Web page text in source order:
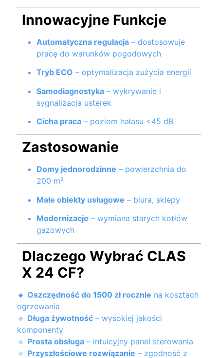
Innowacyjne Funkcje
Automatyczna regulacja – dostosowuje
pracę do warunków pogodowych
Tryb ECO – optymalizacja zużycia energii
Samodiagnostyka – wykrywanie i
sygnalizacja usterek
Cicha praca – poziom hałasu <45 dB
Zastosowanie
Domy jednorodzinne – powierzchnia do
200 m²
Małe obiekty usługowe – biura, sklepy
Modernizacje – wymiana starych kotłów
gazowych
Dlaczego Wybrać CLAS
X 24 CF?
🔹 Oszczędność do 1500 zł rocznie na kosztach
ogrzewania
🔹 Długa żywotność – wysokiej jakości
komponenty
🔹 Prosta obsługa – intuicyjny panel sterowania
🔹 Przyszłościowe rozwiązanie – zgodność z